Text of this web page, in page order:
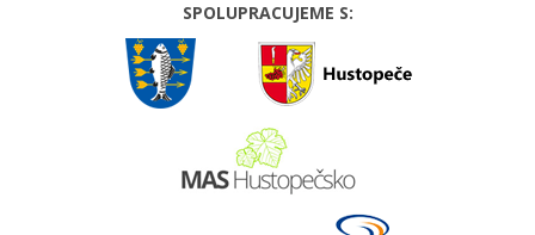
SPOLUPRACUJEME S: